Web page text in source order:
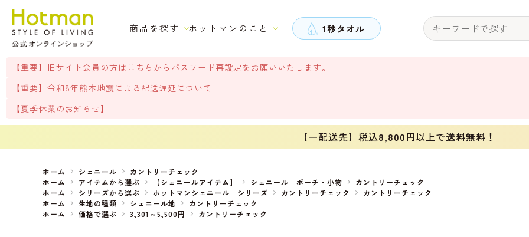
商品を探す ホットマンのこと 1秒タオル
【重要】旧サイト会員の方はこちらからパスワード再設定をお願いいたします。
【重要】令和8年熊本地震による配送遅延について
【夏季休業のお知らせ】
【一配送先】税込8,800円以上で送料無料！
ホーム シェニール
カントリーチェック
ホーム
アイテムから選ぶ 【シェニールアイテム】 シェニール ポーチ・小物
カントリーチェック
ホーム
シリーズから選ぶ ホットマンシェニール シリーズ カントリーチェック
カントリーチェック
ホーム
生地の種類 シェニール地
カントリーチェック
ホーム
価格で選ぶ 3,301～5,500円 カントリーチェック